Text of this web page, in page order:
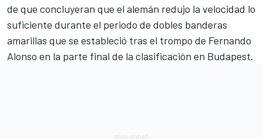
de que concluyeran que el alemán redujo la velocidad lo
suficiente durante el periodo de dobles banderas
amarillas que se estableció tras el trompo de Fernando
Alonso en la parte final de la clasificación en Budapest.